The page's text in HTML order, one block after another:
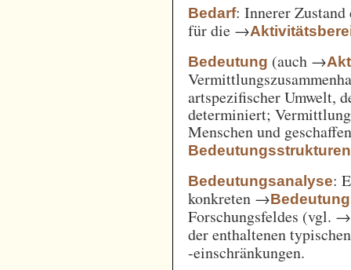
Bedarf: Innerer
für die →
Bedeutung (auch →
artspezifischer Umwelt,
determiniert;
Menschen und
Bedeutungsstrukturen
Bedeutungsanalyse:
konkreten →
Forschungsfeldes (vgl. →
der enthaltenen
-einschränkungen.